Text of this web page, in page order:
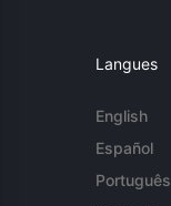
Langues
English
Español
Português